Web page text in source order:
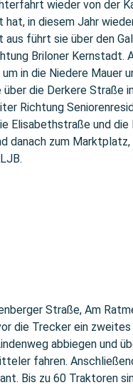
wieder von der
hat, in diesem Jahr
führt sie über den
Briloner Kernstadt.
in die Niedere Mauer
die Derkere Straße
Richtung
Elisabethstraße und
danach zum
Straße, Am
die Trecker ein
abbiegen und
fahren.
Bis zu 60 Traktoren